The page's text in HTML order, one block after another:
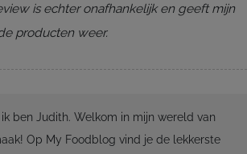
is echter onafhankelijk en geeft mijn
producten weer.
ik ben Judith. Welkom in mijn wereld van
Op My Foodblog vind je de lekkerste